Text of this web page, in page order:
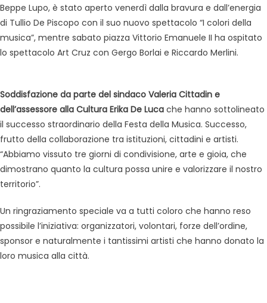
Beppe Lupo, è stato aperto venerdì dalla bravura e dall’energia
di Tullio De Piscopo con il suo nuovo spettacolo “I colori della
musica”, mentre sabato piazza Vittorio Emanuele II ha ospitato
lo spettacolo Art Cruz con Gergo Borlai e Riccardo Merlini.
Soddisfazione da parte del sindaco Valeria Cittadin e
dell’assessore alla Cultura Erika De Luca che hanno sottolineato
il successo straordinario della Festa della Musica. Successo,
frutto della collaborazione tra istituzioni, cittadini e artisti.
“Abbiamo vissuto tre giorni di condivisione, arte e gioia, che
dimostrano quanto la cultura possa unire e valorizzare il nostro
territorio”.
Un ringraziamento speciale va a tutti coloro che hanno reso
possibile l’iniziativa: organizzatori, volontari, forze dell’ordine,
sponsor e naturalmente i tantissimi artisti che hanno donato la
loro musica alla città.